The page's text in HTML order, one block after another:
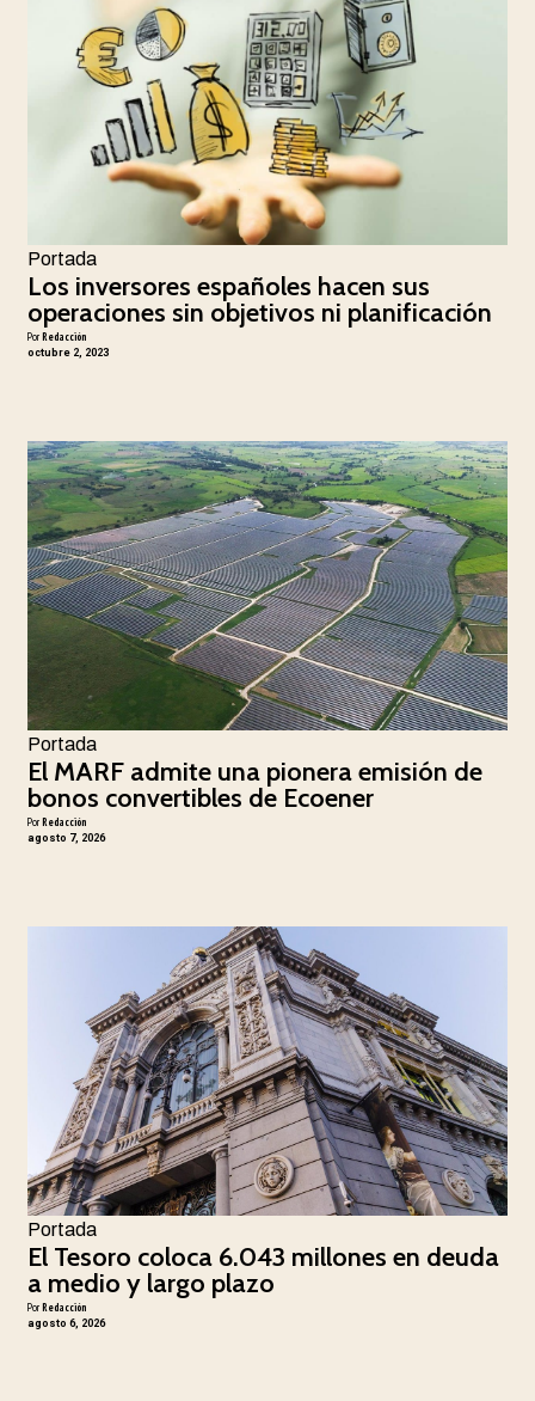
Portada
Los inversores españoles hacen sus
operaciones sin objetivos ni planificación
PorRedacción
octubre 2, 2023
Portada
El MARF admite una pionera emisión de
bonos convertibles de Ecoener
PorRedacción
agosto 7, 2026
Portada
El Tesoro coloca 6.043 millones en deuda
a medio y largo plazo
PorRedacción
agosto 6, 2026